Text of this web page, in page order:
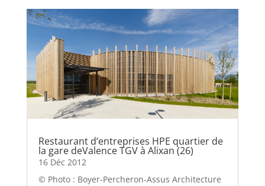
Restaurant d’entreprises HPE quartier de
la gare deValence TGV à Alixan (26)
16 Déc 2012
© Photo : Boyer-Percheron-Assus Architecture